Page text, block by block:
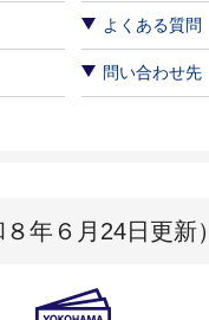
よくある質問
問い合わせ先
年６月24日更新）